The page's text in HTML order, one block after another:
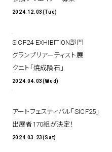
2024.12.03(Tue)
SICF24 EXHIBITION部門
グランプリアーティスト展
クニト「焼成隕石」
2024.04.03(Wed)
アートフェスティバル「SICF25」
出展者170組が決定！
2024.03.23(Sat)